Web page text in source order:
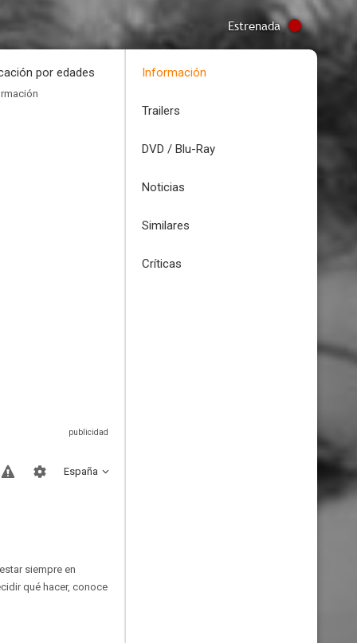
Estrenada
por edades
España
siempre en
qué hacer, conoce
Información
Trailers
DVD / Blu-Ray
Noticias
Similares
Críticas